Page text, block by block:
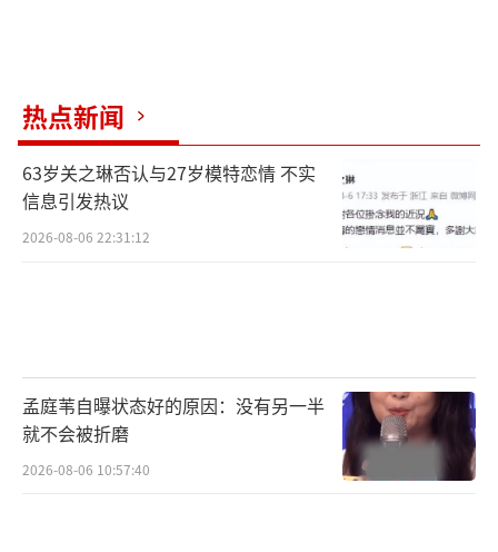
热点新闻
63岁关之琳否认与27岁模特恋情 不实
信息引发热议
2026-08-06 22:31:12
孟庭苇自曝状态好的原因：没有另一半
就不会被折磨
2026-08-06 10:57:40